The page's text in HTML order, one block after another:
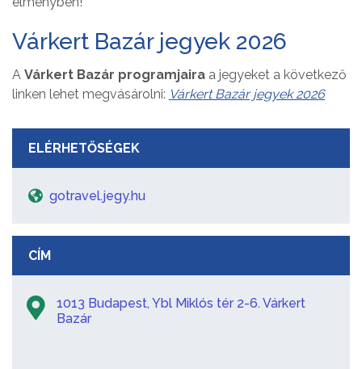
Várkert Bazár jegyek 2026
A Várkert Bazár programjaira a jegyeket a következő
linken lehet megvásárolni: Várkert Bazár jegyek 2026
ELÉRHETŐSÉGEK
gotravel.jegy.hu
CÍM
1013 Budapest, Ybl Miklós tér 2-6. Várkert
Bazár